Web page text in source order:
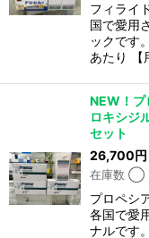
フィライ
国で愛用
ックです
あたり 【
NEW！
ロキシジ
セット
26,700円
在庫数 ◯
プロペシ
各国で愛
ナルです